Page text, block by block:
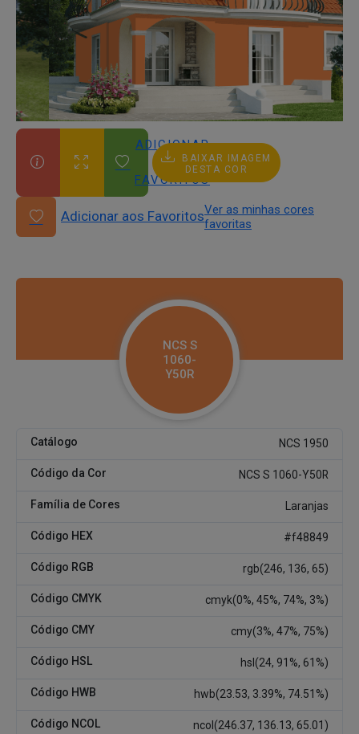
ADICIONAR
AOS
FAVORITOS
BAIXAR IMAGEM
DESTA COR
Adicionar aos FavoritosVer as minhas cores
favoritas
NCS S
1060-
Y50R
Catálogo NCS 1950
Código da Cor NCS S 1060-Y50R
Família de Cores Laranjas
Código HEX #f48849
Código RGB rgb(246, 136, 65)
Código CMYK cmyk(0%, 45%, 74%, 3%)
Código CMY cmy(3%, 47%, 75%)
Código HSL hsl(24, 91%, 61%)
Código HWB hwb(23.53, 3.39%, 74.51%)
Código NCOL ncol(246.37, 136.13, 65.01)